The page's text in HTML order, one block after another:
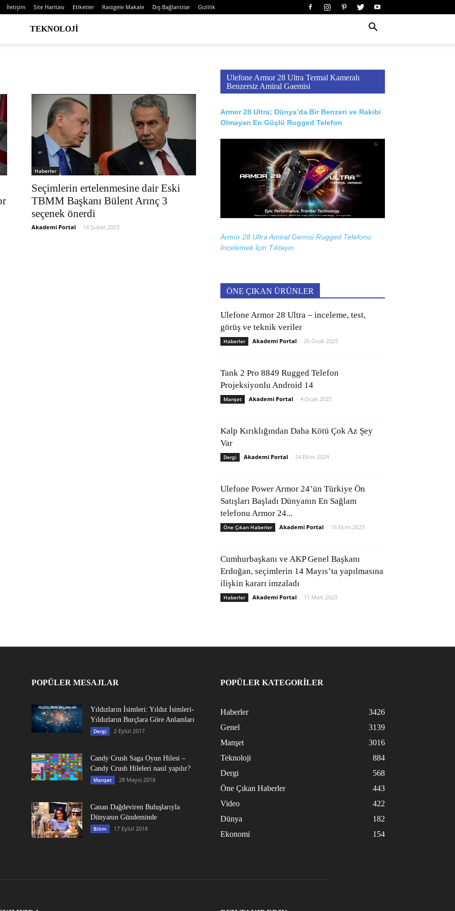
İletişim Site Haritası Etiketler Rastgele Makale Dış Bağlantılar Gizlilik
TEKNOLOJI
Haberler
Seçimlerin ertelenmesine dair Eski
TBMM Başkanı Bülent Arınç 3
seçenek önerdi
Akademi Portal - 14 Şubat 2023
Ulefone Armor 28 Ultra Termal Kameralı
Benzersiz Amiral Gaemisi
Armor 28 Ultra; Dünya’da Bir Benzeri ve Rakibi
Olmayan En Güçlü Rugged Telefon
Armor 28 Ultra Amiral Gemisi Rugged Telefonu
İncelemek İçin Tıklayın
ÖNE ÇIKAN ÜRÜNLER
Ulefone Armor 28 Ultra – inceleme, test,
görüş ve teknik veriler
Haberler Akademi Portal - 26 Ocak 2025
Tank 2 Pro 8849 Rugged Telefon
Projeksiyonlu Android 14
Manşet Akademi Portal - 4 Ocak 2025
Kalp Kırıklığından Daha Kötü Çok Az Şey
Var
Dergi Akademi Portal - 24 Ekim 2024
Ulefone Power Armor 24’ün Türkiye Ön
Satışları Başladı Dünyanın En Sağlam
telefonu Armor 24...
Öne Çıkan Haberler Akademi Portal - 16 Ekim 2023
Cumhurbaşkanı ve AKP Genel Başkanı
Erdoğan, seçimlerin 14 Mayıs’ta yapılmasına
ilişkin kararı imzaladı
Haberler Akademi Portal - 11 Mart 2023
POPÜLER MESAJLAR
Yıldızların İsimleri: Yıldız İsimleri-
Yıldızların Burçlara Göre Anlamları
Dergi 2 Eylül 2017
Candy Crush Saga Oyun Hilesi –
Candy Crush Hileleri nasıl yapılır?
Manşet 28 Mayıs 2018
Canan Dağdeviren Buluşlarıyla
Dünyanın Gündeminde
Bilim 17 Eylül 2018
POPÜLER KATEGORİLER
Haberler
3426
Genel
3139
Manşet
3016
Teknoloji
884
Dergi
568
Öne Çıkan Haberler
443
Video
422
Dünya
182
Ekonomi
154